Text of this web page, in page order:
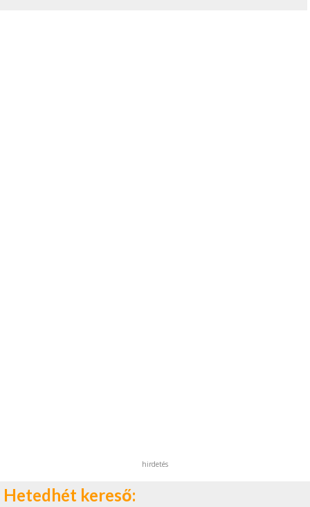
hirdetés
Hetedhét kereső: